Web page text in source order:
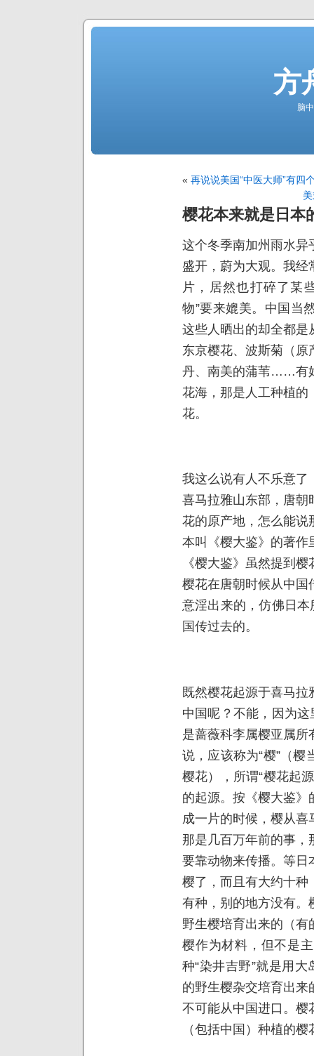
方
脑
« 再说说美国“中医大师”有四
樱花本来就是日本
这个冬季南加州雨水异
盛开，蔚为大观。我经
片，居然也打碎了某
物”要来媲美。中国当
这些人晒出的却全都是
东京樱花、波斯菊（
丹、南美的蒲苇……有
花海，那是人工种植的
花。
我这么说有人不乐意了
喜马拉雅山东部，唐朝
花的原产地，怎么能说
本叫《樱大鉴》的著作
《樱大鉴》虽然提到
樱花在唐朝时候从中国
意淫出来的，仿佛日本
国传过去的。
既然樱花起源于喜马
中国呢？不能，因为这
是蔷薇科李属樱亚属
说，应该称为“樱”（
樱花），所谓“樱花起
的起源。按《樱大鉴
成一片的时候，樱从
那是几百万年前的事，
要靠动物来传播。等日
樱了，而且有大约十种
有种，别的地方没有。
野生樱培育出来的（
樱作为材料，但不是
种“染井吉野”就是用
的野生樱杂交培育出
不可能从中国进口。樱
（包括中国）种植的